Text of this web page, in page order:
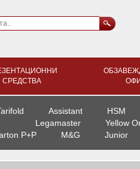
СРЕДСТВА
Assistant
HSM
Legamaster
Yellow
P+P M&G Junior